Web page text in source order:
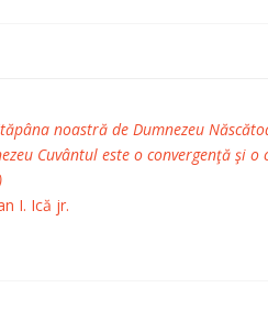
noastră de Dumnezeu
Cuvântul este o convergenţă şi
I. Ică jr.